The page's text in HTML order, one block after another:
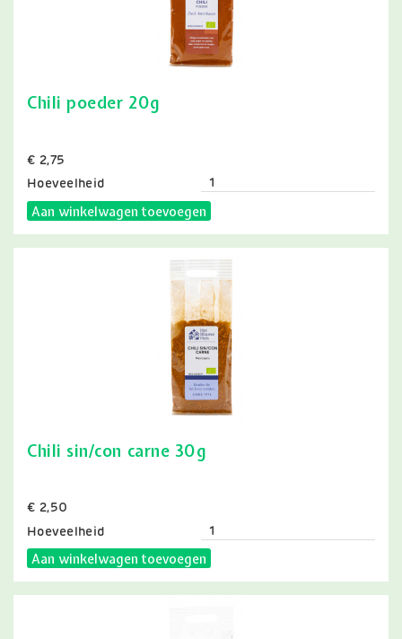
Chili poeder 20g
Prijs
€ 2,75
Hoeveelheid
Aan winkelwagen toevoegen
Chili sin/con carne 30g
Prijs
€ 2,50
Hoeveelheid
Aan winkelwagen toevoegen